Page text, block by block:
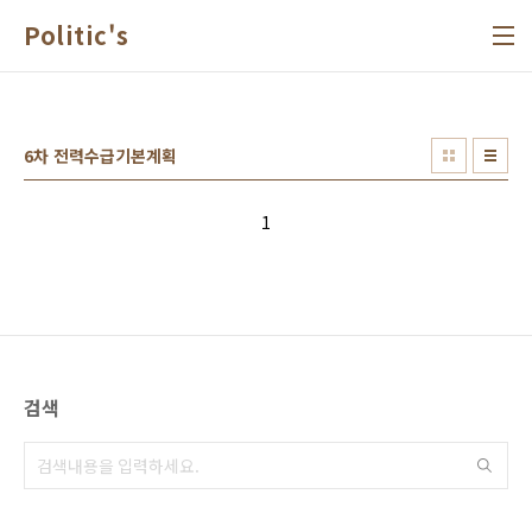
Politic's
6차 전력수급기본계획
1
검색